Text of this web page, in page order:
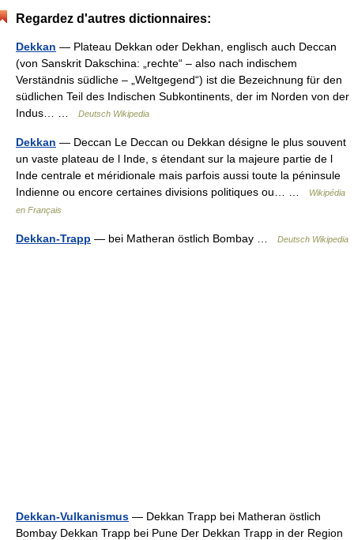
Regardez d'autres dictionnaires:
Dekkan — Plateau Dekkan oder Dekhan, englisch auch Deccan
(von Sanskrit Dakschina: „rechte“ – also nach indischem
Verständnis südliche – „Weltgegend“) ist die Bezeichnung für den
südlichen Teil des Indischen Subkontinents, der im Norden von der
Indus… …
Deutsch Wikipedia
Dekkan — Deccan Le Deccan ou Dekkan désigne le plus souvent
un vaste plateau de l Inde, s étendant sur la majeure partie de l
Inde centrale et méridionale mais parfois aussi toute la péninsule
Indienne ou encore certaines divisions politiques ou… …
Wikipédia
en Français
Dekkan-Trapp — bei Matheran östlich Bombay … Deutsch Wikipedia
Dekkan-Vulkanismus — Dekkan Trapp bei Matheran östlich
Bombay Dekkan Trapp bei Pune Der Dekkan Trapp in der Region